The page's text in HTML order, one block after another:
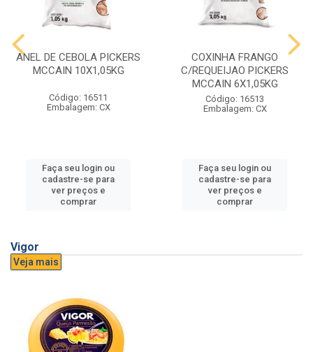
ANEL DE CEBOLA PICKERS
MCCAIN 10X1,05KG
Código: 16511
Embalagem: CX
Faça seu login ou
cadastre-se para
ver preços e
comprar
COXINHA FRANGO
C/REQUEIJAO PICKERS
MCCAIN 6X1,05KG
Código: 16513
Embalagem: CX
Faça seu login ou
cadastre-se para
ver preços e
comprar
Vigor
Veja mais